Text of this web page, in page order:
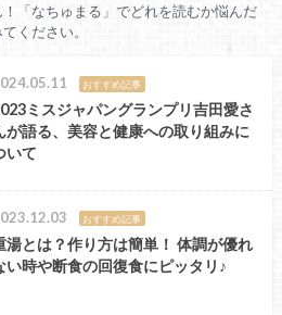
「なちゅまる」でどれを読むか悩んだ
ください。
おすすめ記事
ミスジャパングランプリ吉田愛さ
が語る、美容と健康への取り組みに
いて
おすすめ記事
湯とは？作り方は簡単！ 体調が優れ
い時や断食の回復食にピッタリ♪